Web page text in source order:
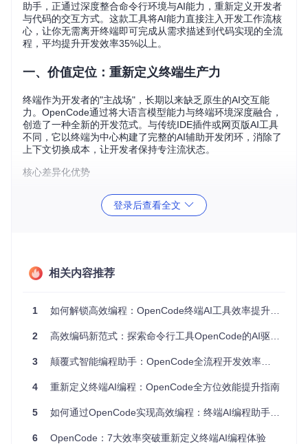
助手，正通过深度整合命令行环境与AI能力，重新定义开发者
与代码的交互方式。这款工具将AI能力直接注入开发工作流核
心，让你无需离开终端即可完成从需求描述到代码实现的全流
程，平均提升开发效率35%以上。
一、价值定位：重新定义终端生产力
终端作为开发者的"主战场"，长期以来缺乏原生的AI交互能
力。OpenCode通过将大语言模型能力与终端环境深度融合，
创造了一种全新的开发范式。与传统IDE插件或网页版AI工具
不同，它以终端为中心构建了完整的AI辅助开发闭环，消除了
上下文切换成本，让开发者保持专注流状态。
核心差异化优势
OpenCode的"终端原生"特性带来三大独特价值：
：在终端内完成需求描述、代码生成、修改验
无侵入集成：兼容现有开发工具链，无需改变开发习惯即可
OpenCode终
传统IDE插
网页版AI工
项目感知
深度集成 部分支持
无
上下文保
持续会话
受限于IDE
会话独立
通常需要联
网
完全依赖云
端
登录后查看全文
相关内容推荐
1 如何解锁高效编程：OpenCode终端AI工具效率提升指南
2 高效编码新范式：探索命令行工具OpenCode的AI驱动开发体验
3 颠覆式智能编程助手：OpenCode全流程开发效率解决方案
4 重新定义终端AI编程：OpenCode全方位效能提升指南
5 如何通过OpenCode实现高效编程：终端AI编程助手的全方位应用指南
6 OpenCode：7大效率突破重新定义终端AI编程体验